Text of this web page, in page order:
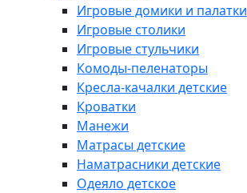
Игровые домики и палатки
Игровые столики
Игровые стульчики
Комоды-пеленаторы
Кресла-качалки детские
Кроватки
Манежи
Матрасы детские
Наматрасники детские
Одеяло детское